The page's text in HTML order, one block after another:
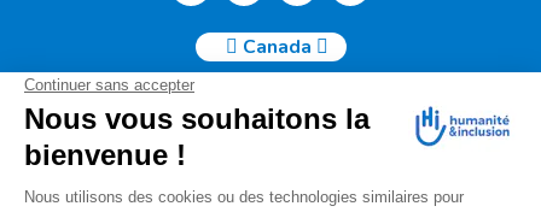
Canada
Humanité & Inclusion Canada | 50, Sainte-Catherine Ouest -